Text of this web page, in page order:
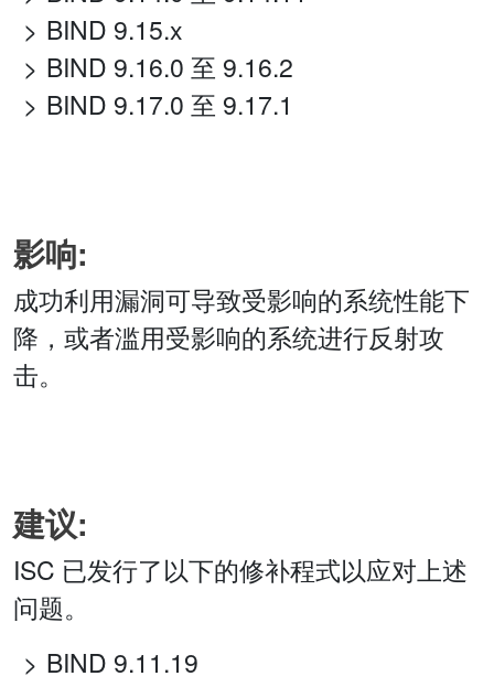
BIND 9.15.x
BIND 9.16.0 至 9.16.2
BIND 9.17.0 至 9.17.1
影响:
成功利用漏洞可导致受影响的系统性能下
降，或者滥用受影响的系统进行反射攻
击。
建议:
ISC 已发行了以下的修补程式以应对上述
问题。
BIND 9.11.19